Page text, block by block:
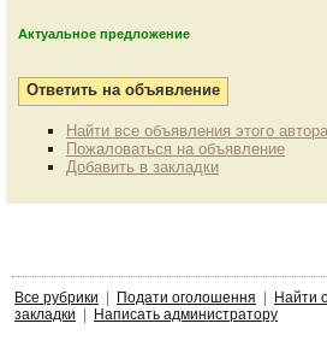
Актуальное предложение
Найти все объявления этого автора
Пожаловаться на объявление
Добавить в закладки
Все рубрики | Подати оголошення | Найти
закладки | Написать администратору